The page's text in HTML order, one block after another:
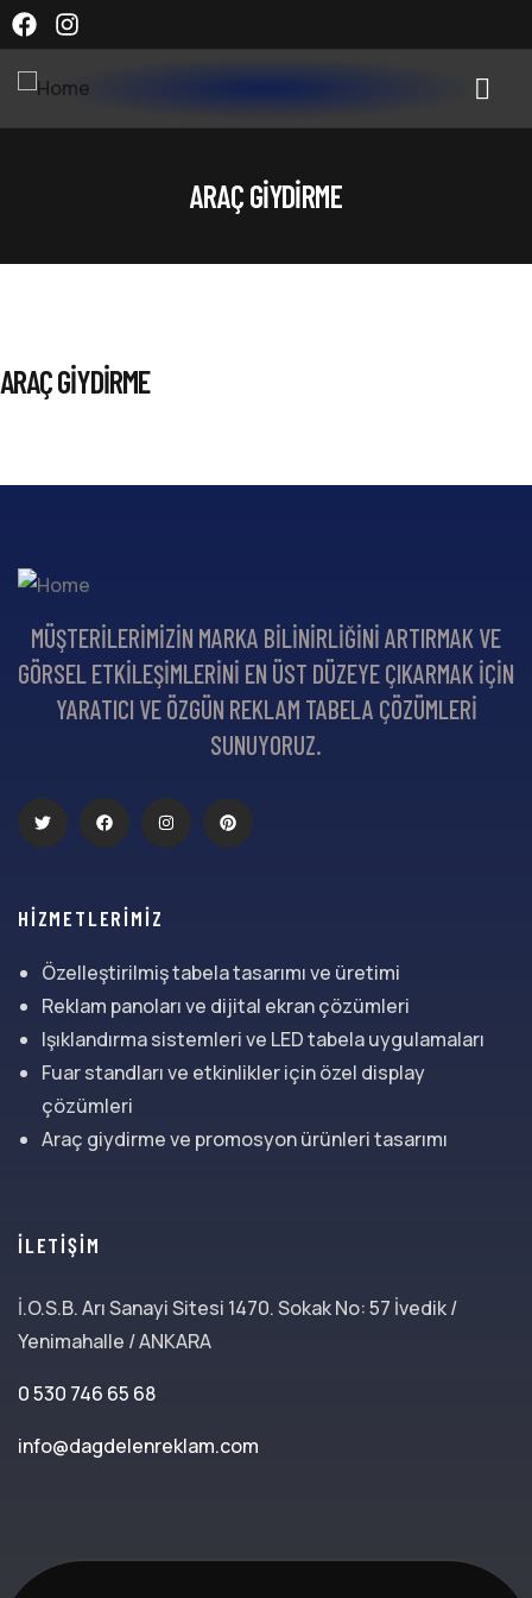
ARAÇ GIYDIRME
ARAÇ GIYDIRME
MÜŞTERILERIMIZIN MARKA BILINIRLIĞINI ARTIRMAK VE
GÖRSEL ETKILEŞIMLERINI EN ÜST DÜZEYE ÇIKARMAK IÇIN
YARATICI VE ÖZGÜN REKLAM TABELA ÇÖZÜMLERI
SUNUYORUZ.
HİZMETLERİMİZ
Özelleştirilmiş tabela tasarımı ve üretimi
Reklam panoları ve dijital ekran çözümleri
Işıklandırma sistemleri ve LED tabela uygulamaları
Fuar standları ve etkinlikler için özel display
çözümleri
Araç giydirme ve promosyon ürünleri tasarımı
İLETIŞIM
İ.O.S.B. Arı Sanayi Sitesi 1470. Sokak No: 57 İvedik /
Yenimahalle / ANKARA
0 530 746 65 68
info@dagdelenreklam.com